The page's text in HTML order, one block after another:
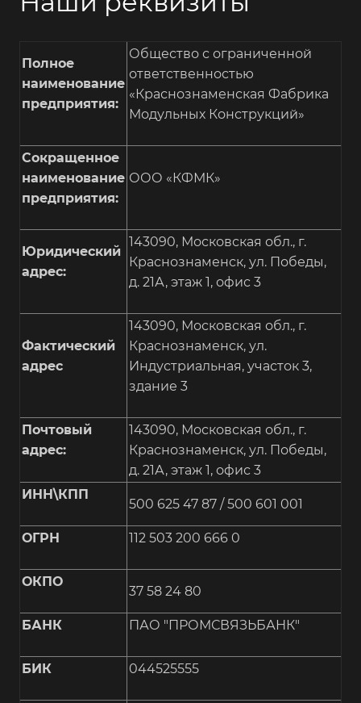
Полное
наименование
предприятия:
Общество с ограниченной
ответственностью
«Краснознаменская Фабрика
Модульных Конструкций»
Сокращенное
наименование
предприятия:
ООО «КФМК»
Юридический
адрес:
143090, Московская обл., г.
Краснознаменск, ул. Победы,
д. 21А, этаж 1, офис 3
Фактический
адрес
143090, Московская обл., г.
Краснознаменск, ул.
Индустриальная, участок 3,
здание 3
Почтовый
адрес:
143090, Московская обл., г.
Краснознаменск, ул. Победы,
д. 21А, этаж 1, офис 3
ИНН\КПП
500 625 47 87 / 500 601 001
ОГРН 112 503 200 666 0
ОКПО
37 58 24 80
БАНК ПАО "ПРОМСВЯЗЬБАНК"
БИК 044525555